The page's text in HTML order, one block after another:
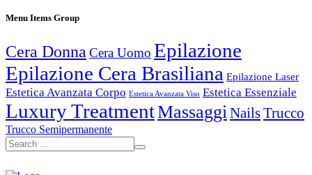
Menu Items Group
Cera DonnaCera Uomo Epilazione
Epilazione Cera Brasiliana Epilazione Laser
Estetica Avanzata Corpo Estetica Avanzata Viso Estetica Essenziale
Luxury TreatmentMassaggiNailsTrucco
Trucco Semipermanente